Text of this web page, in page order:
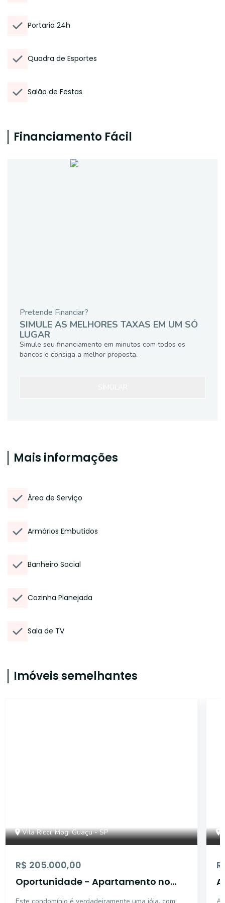
Portaria 24h
Quadra de Esportes
Salão de Festas
Financiamento Fácil
Pretende Financiar?
SIMULE AS MELHORES TAXAS EM UM SÓ
LUGAR
Simule seu financiamento em minutos com todos os
bancos e consiga a melhor proposta.
Mais informações
Área de Serviço
Armários Embutidos
Banheiro Social
Cozinha Planejada
Sala de TV
Imóveis semelhantes
Vila Ricci, Mogi Guaçu - SP
R$ 205.000,00
Oportunidade - Apartamento no